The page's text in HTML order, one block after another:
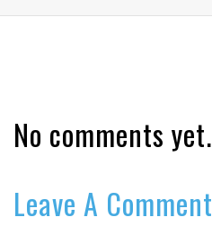
No comments yet.
Leave A Comment